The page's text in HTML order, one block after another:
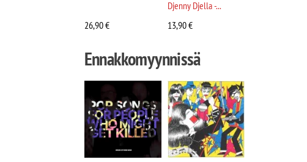
26,90€
Djenny Djella -...
13,90€
Ennakkomyynnissä